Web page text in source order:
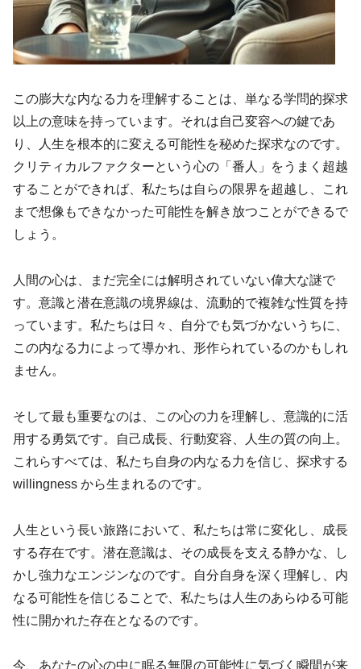
この膨大な内なる力を理解することは、単なる学問的探求
以上の意味を持っています。それは自己変容への鍵であ
り、人生を根本的に変える可能性を秘めた探求なのです。
クリティカルファクターという心の「番人」をうまく超越
することができれば、私たちは自らの限界を超越し、これ
まで想像もできなかった可能性を解き放つことができるで
しょう。
人間の心は、まだ完全には解明されていない偉大な謎で
す。意識と潜在意識の境界線は、流動的で複雑な性質を持
っています。私たちは日々、自分でも気づかないうちに、
この内なる力によって導かれ、形作られているのかもしれ
ません。
そして最も重要なのは、この心の力を理解し、意識的に活
用する勇気です。自己成長、行動変容、人生の質の向上。
これらすべては、私たち自身の内なる力を信じ、探求する
willingness から生まれるのです。
人生という長い旅路において、私たちは常に変化し、成長
する存在です。潜在意識は、その成長を支える静かな、し
かし強力なエンジンなのです。自分自身を深く理解し、内
なる可能性を信じることで、私たちは人生のあらゆる可能
性に開かれた存在となるのです。
今、あなたの心の中に眠る無限の可能性に気づく瞬間が来